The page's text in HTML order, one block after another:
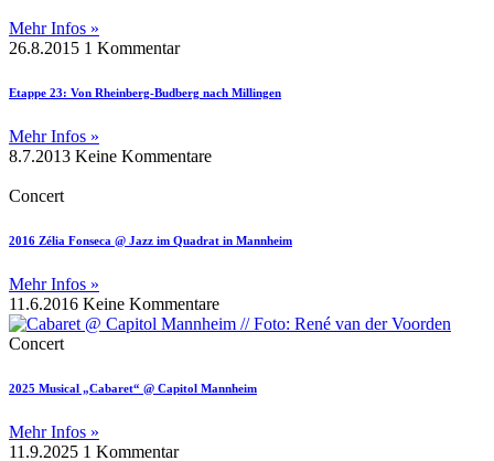
Mehr Infos »
26.8.2015 1 Kommentar
Etappe 23: Von Rheinberg-Budberg nach Millingen
Mehr Infos »
8.7.2013 Keine Kommentare
Concert
2016 Zélia Fonseca @ Jazz im Quadrat in Mannheim
Mehr Infos »
11.6.2016 Keine Kommentare
Concert
2025 Musical „Cabaret“ @ Capitol Mannheim
Mehr Infos »
11.9.2025 1 Kommentar